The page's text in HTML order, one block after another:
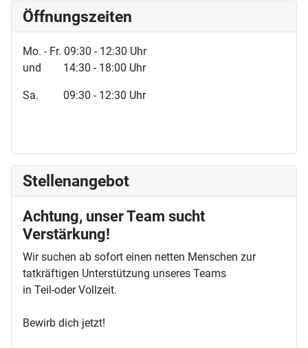
Öffnungszeiten
Mo. - Fr. 09:30 - 12:30 Uhr
und 14:30 - 18:00 Uhr
Sa. 09:30 - 12:30 Uhr
Stellenangebot
Achtung, unser Team sucht
Verstärkung!
Wir suchen ab sofort einen netten Menschen zur
tatkräftigen Unterstützung unseres Teams
in Teil-oder Vollzeit.
Bewirb dich jetzt!